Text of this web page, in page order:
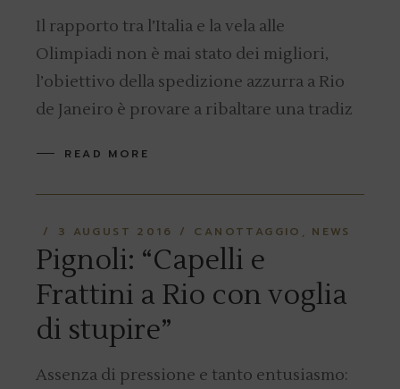
Il rapporto tra l’Italia e la vela alle
Olimpiadi non è mai stato dei migliori,
l’obiettivo della spedizione azzurra a Rio
de Janeiro è provare a ribaltare una tradiz
READ MORE
3 AUGUST 2016 CANOTTAGGIO NEWS
Pignoli: “Capelli e
Frattini a Rio con voglia
di stupire”
Assenza di pressione e tanto entusiasmo: